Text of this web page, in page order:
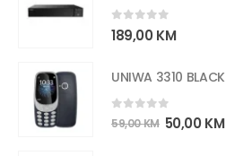
0out of 5
189,00 KM
UNIWA 3310 BLACK
0 out of 5
59,00KM 50,00 KM